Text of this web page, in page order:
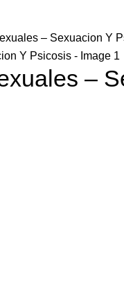
– Sexuacion Y
–